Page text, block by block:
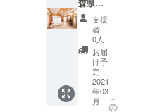
れませ
ん。 余
りの美
味しさ
に心底
驚き、
どうし
てこん
なに甘
くなる
シュな
味がい
つでも
お楽し
みいた
だけま
す！
ぎゅっ
と真空
パック
にしま
した。
霊峰岩
木山の
嶽地区
で栽培
された
森県で
一番最
初に開
催され
る、
7/30、
黒石ね
ぶた祭
りの情
報送り
支援
者：
0人
お届
け予
定：
2021
年03
月
こ
の